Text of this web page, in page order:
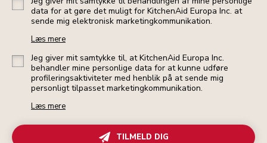
data for at gøre det muligt for KitchenAid Europa Inc. at
sende mig elektronisk marketingkommunikation.
Læs mere
Jeg giver mit samtykke til, at KitchenAid Europa Inc.
behandler mine personlige data for at kunne udføre
profileringsaktiviteter med henblik på at sende mig
personligt tilpasset marketingkommunikation.
Læs mere
TILMELD DIG